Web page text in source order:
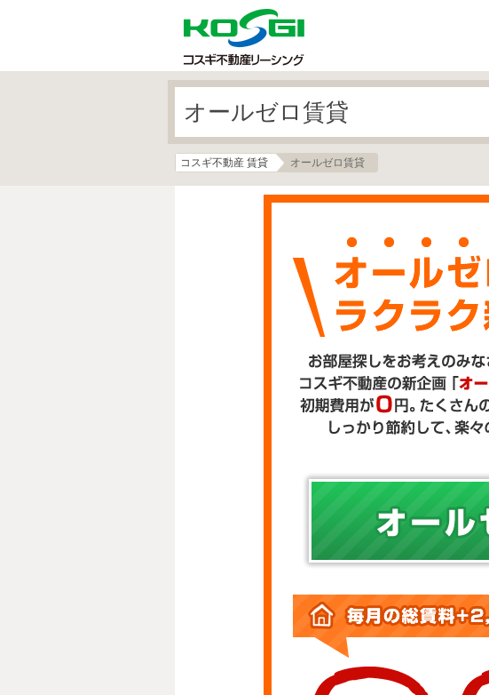
オールゼロ賃貸
コスギ不動産 賃貸 オールゼロ賃貸